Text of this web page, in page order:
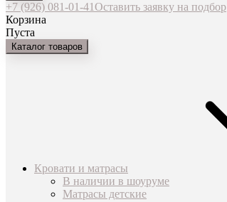
+7 (926) 081-01-41Оставить заявку на подбор
Корзина
Пуста
Каталог товаров
Кровати и матрасы
В наличии в шоуруме
Матрасы детские